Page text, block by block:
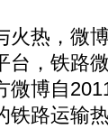
热，微
台，铁路
微博自
铁路运输